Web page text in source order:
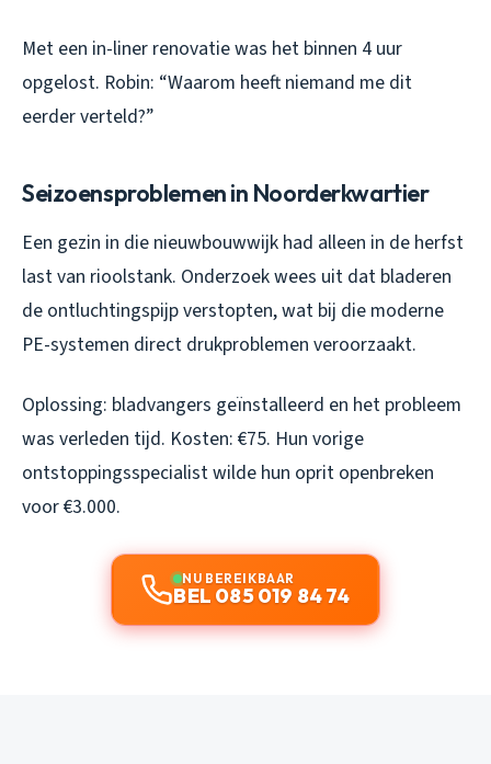
Met een in-liner renovatie was het binnen 4 uur
opgelost. Robin: “Waarom heeft niemand me dit
eerder verteld?”
Seizoensproblemen in Noorderkwartier
Een gezin in die nieuwbouwwijk had alleen in de herfst
last van rioolstank. Onderzoek wees uit dat bladeren
de ontluchtingspijp verstopten, wat bij die moderne
PE-systemen direct drukproblemen veroorzaakt.
Oplossing: bladvangers geïnstalleerd en het probleem
was verleden tijd. Kosten: €75. Hun vorige
ontstoppingsspecialist wilde hun oprit openbreken
voor €3.000.
NU BEREIKBAAR
BEL 085 019 84 74